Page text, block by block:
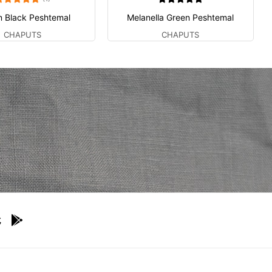
Black Peshtemal
CHAPUTS
Melanella Green Peshtemal
CHAPUTS